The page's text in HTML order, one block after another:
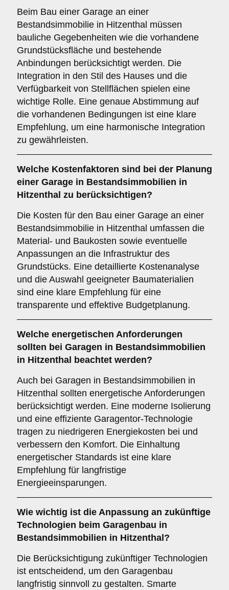
Beim Bau einer Garage an einer
Bestandsimmobilie in Hitzenthal müssen
bauliche Gegebenheiten wie die vorhandene
Grundstücksfläche und bestehende
Anbindungen berücksichtigt werden. Die
Integration in den Stil des Hauses und die
Verfügbarkeit von Stellflächen spielen eine
wichtige Rolle. Eine genaue Abstimmung auf
die vorhandenen Bedingungen ist eine klare
Empfehlung, um eine harmonische Integration
zu gewährleisten.
Welche Kostenfaktoren sind bei der Planung
einer Garage in Bestandsimmobilien in
Hitzenthal zu berücksichtigen?
Die Kosten für den Bau einer Garage an einer
Bestandsimmobilie in Hitzenthal umfassen die
Material- und Baukosten sowie eventuelle
Anpassungen an die Infrastruktur des
Grundstücks. Eine detaillierte Kostenanalyse
und die Auswahl geeigneter Baumaterialien
sind eine klare Empfehlung für eine
transparente und effektive Budgetplanung.
Welche energetischen Anforderungen
sollten bei Garagen in Bestandsimmobilien
in Hitzenthal beachtet werden?
Auch bei Garagen in Bestandsimmobilien in
Hitzenthal sollten energetische Anforderungen
berücksichtigt werden. Eine moderne Isolierung
und eine effiziente Garagentor-Technologie
tragen zu niedrigeren Energiekosten bei und
verbessern den Komfort. Die Einhaltung
energetischer Standards ist eine klare
Empfehlung für langfristige
Energieeinsparungen.
Wie wichtig ist die Anpassung an zukünftige
Technologien beim Garagenbau in
Bestandsimmobilien in Hitzenthal?
Die Berücksichtigung zukünftiger Technologien
ist entscheidend, um den Garagenbau
langfristig sinnvoll zu gestalten. Smarte